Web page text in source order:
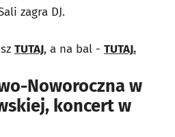
zagra DJ.
TUTAJ, a na bal - TUTAJ.
Noworoczna w
koncert w